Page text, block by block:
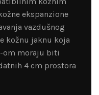
ekspanzione
vazdušnog
kožnu jaknu koja
om moraju biti
4 cm prostora